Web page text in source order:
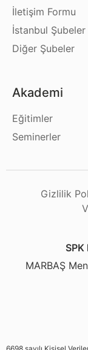
İletişim Formu
İstanbul Şubeler
Diğer Şubeler
Akademi
Eğitimler
Seminerler
Gizlilik
MARBAŞ